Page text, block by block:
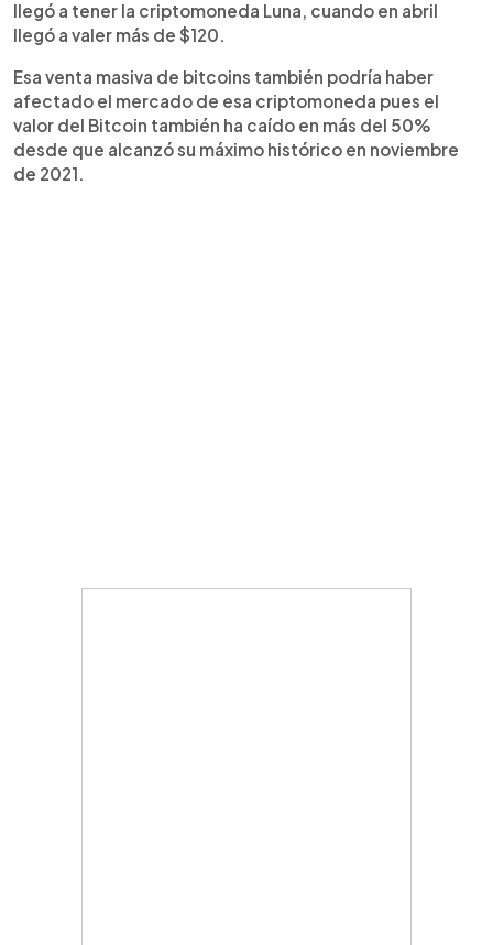
llegó a tener la criptomoneda Luna, cuando en abril
llegó a valer más de $120.
Esa venta masiva de bitcoins también podría haber
afectado el mercado de esa criptomoneda pues el
valor del Bitcoin también ha caído en más del 50%
desde que alcanzó su máximo histórico en noviembre
de 2021.